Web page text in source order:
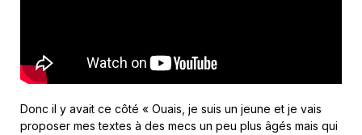
Donc il y avait ce côté « Ouais, je suis un jeune et je vais
proposer mes textes à des mecs un peu plus âgés mais qui